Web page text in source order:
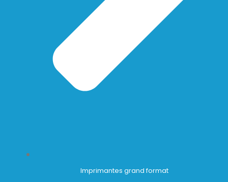
Imprimantes grand format